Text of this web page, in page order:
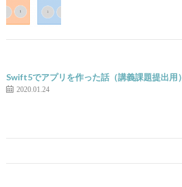
Swift5でアプリを作った話（講義課題提出用）
2020.01.24